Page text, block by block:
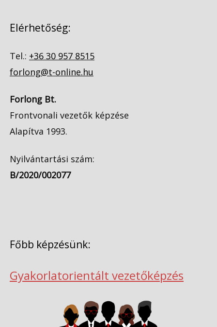
Elérhetőség:
Tel.: +36 30 957 8515
forlong@t-online.hu
Forlong Bt.
Frontvonali vezetők képzése
Alapítva 1993.
Nyilvántartási szám:
B/2020/002077
Főbb képzésünk:
Gyakorlatorientált vezetőképzés